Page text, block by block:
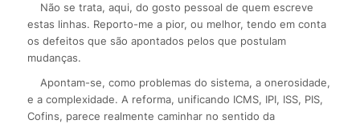
Não se trata, aqui, do gosto pessoal de quem escreve
estas linhas. Reporto-me a pior, ou melhor, tendo em conta
os defeitos que são apontados pelos que postulam
mudanças.
Apontam-se, como problemas do sistema, a onerosidade,
e a complexidade. A reforma, unificando ICMS, IPI, ISS, PIS,
Cofins, parece realmente caminhar no sentido da